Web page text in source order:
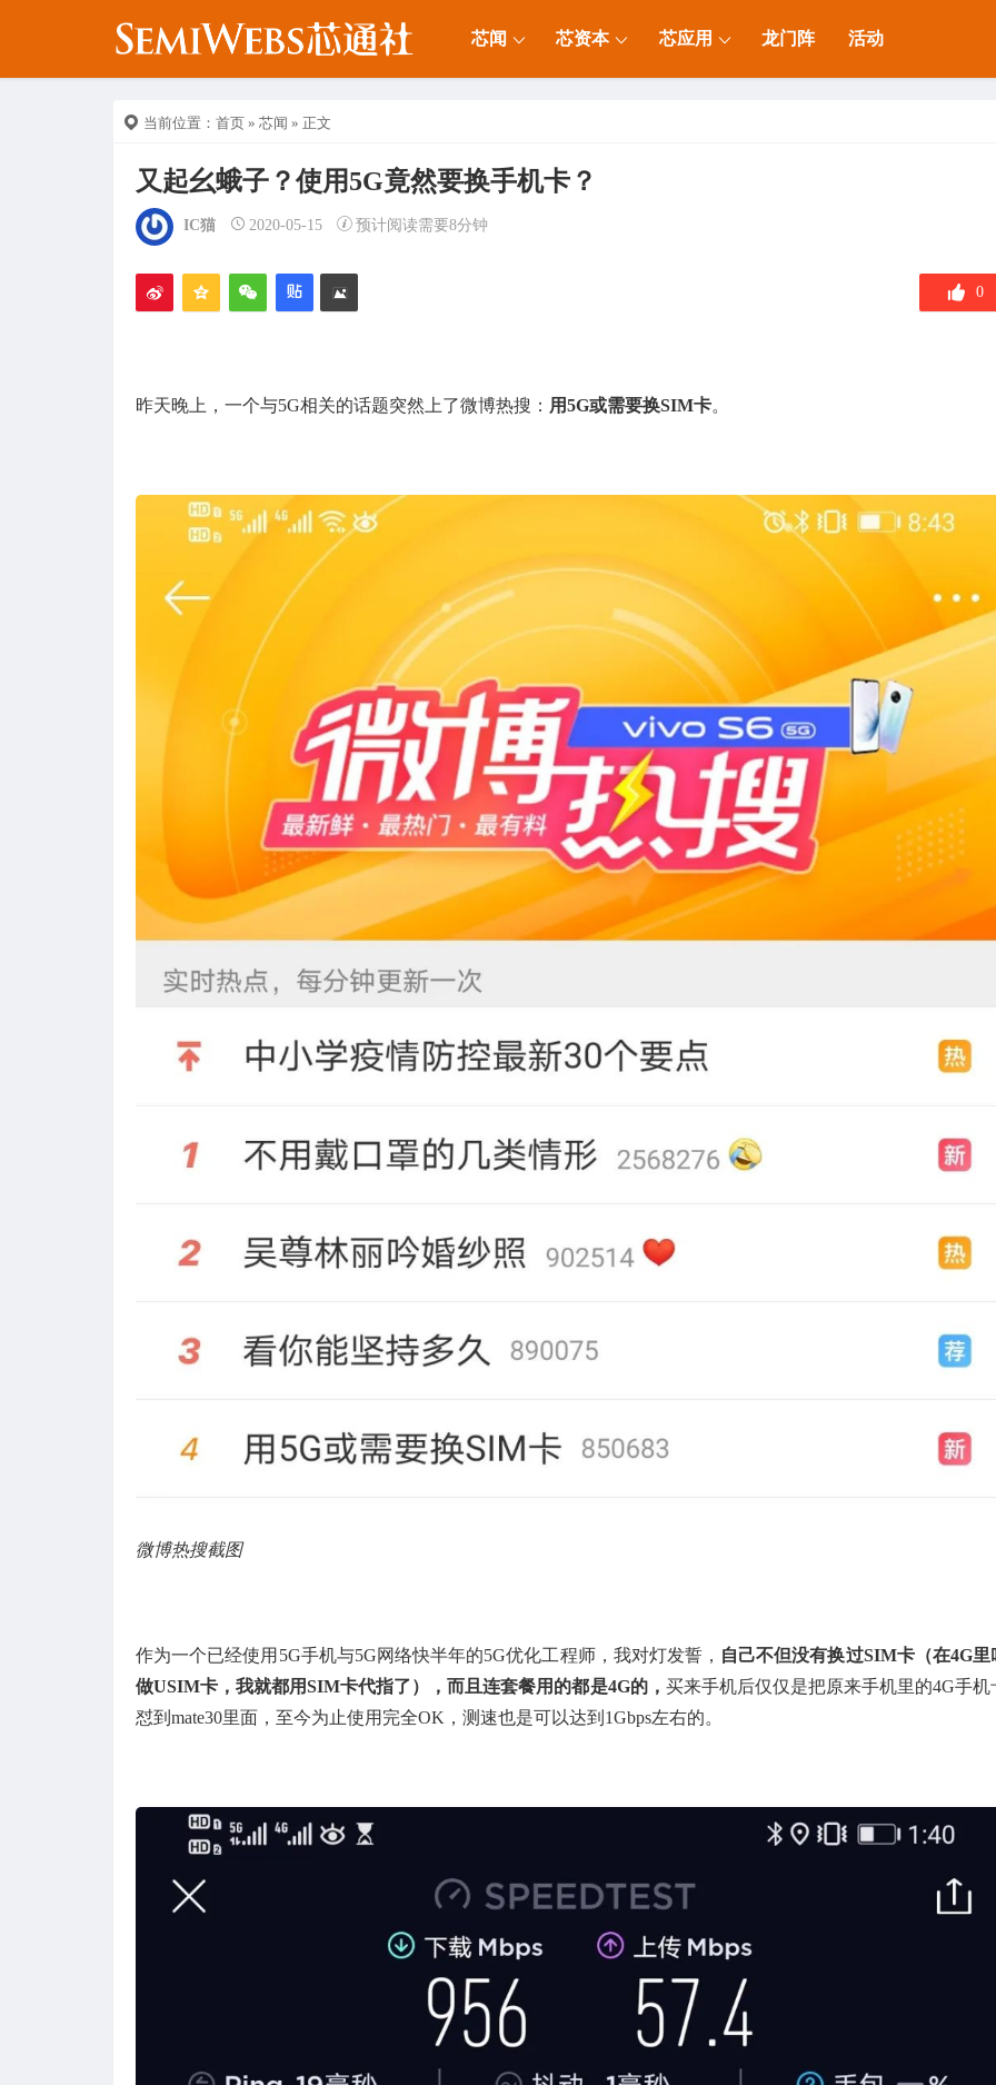
芯闻 芯资本 芯应用 龙门阵 活动
当前位置： 首页 » 芯闻 » 正文
又起幺蛾子？使用5G竟然要换手机卡？
IC猫 2020-05-15 预计阅读需要8分钟
0
昨天晚上，一个与5G相关的话题突然上了微博热搜： 用5G或需要换SIM卡。
微博热搜截图
作为一个已经使用5G手机与5G网络快半年的5G优化工程师，我对灯发誓， 自己不但没有换过SIM卡（在4G里
做USIM卡，我就都用SIM卡代指了），而且连套餐用的都是4G的， 买来手机后仅仅是把原来手机里的4G手机
怼到mate30里面，至今为止使用完全OK，测速也是可以达到1Gbps左右的。